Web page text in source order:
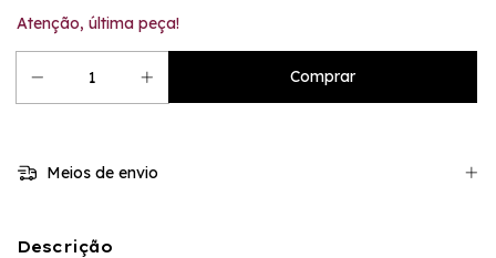
Atenção, última peça!
Meios de envio
Descrição